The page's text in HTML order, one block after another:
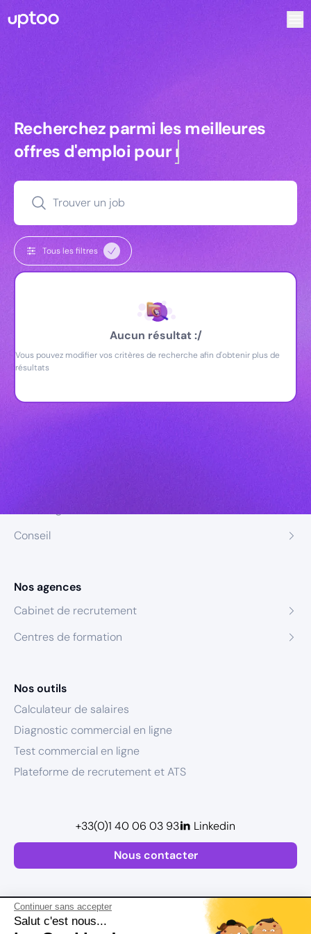
Continuer sans accepter
Salut c'est nous...
Recherchez parmi les meilleures
Recherchez parmi les meilleures
offres d'emploi pourmanagers
Trouver un job
Tous les filtres
Aucun résultat :/
Vous pouvez modifier vos critères de recherche afin d'obtenir plus de
résultats
Conseil
Nos agences
Cabinet de recrutement
Centres de formation
Nos outils
Calculateur de salaires
Diagnostic commercial en ligne
Test commercial en ligne
Plateforme de recrutement et ATS
Nous contacter
+33(0)1 40 06 03 93 Linkedin